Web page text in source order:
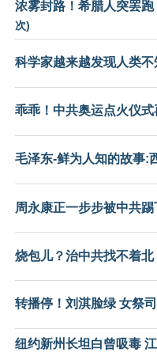
浓雾封路！希腊人突罢
次)
科学家越来越发现人类
乖乖！中共奥运点火仪式
毛泽东-鲜为人知的故事:
周永康正一步步被中共踢
烧包儿？治中共找不着北
转播停！刘淇脸绿 女祭
纽约新州长坦白曾吸毒